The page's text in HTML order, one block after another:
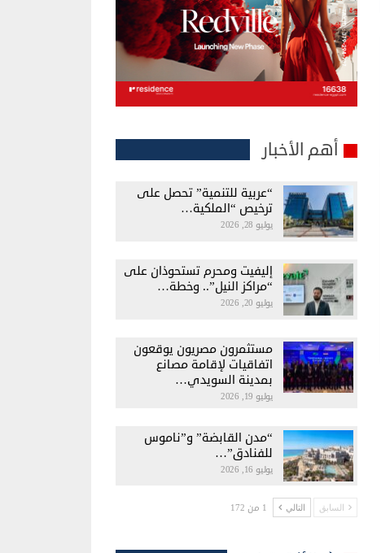
أهم الأخبار
“عربية للتنمية” تحصل على
ترخيص “الملكية…
يوليو 28, 2026
إليفيت ومحرم تستحوذان على
“مراكز النيل”.. وخطة…
يوليو 20, 2026
مستثمرون مصريون يوقعون
اتفاقيات لإقامة مصانع
بمدينة السويدي…
يوليو 19, 2026
“مدن القابضة” و”ناموس
للفنادق”…
يوليو 16, 2026
السابق التالي 1 من 172